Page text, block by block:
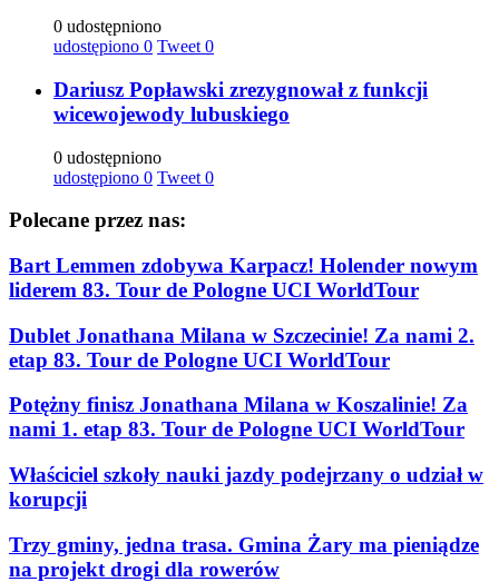
0 udostępniono
udostępiono 0 Tweet 0
Dariusz Popławski zrezygnował z funkcji
wicewojewody lubuskiego
0 udostępniono
udostępiono 0 Tweet 0
Polecane przez nas:
Bart Lemmen zdobywa Karpacz! Holender nowym
liderem 83. Tour de Pologne UCI WorldTour
Dublet Jonathana Milana w Szczecinie! Za nami 2.
etap 83. Tour de Pologne UCI WorldTour
Potężny finisz Jonathana Milana w Koszalinie! Za
nami 1. etap 83. Tour de Pologne UCI WorldTour
Właściciel szkoły nauki jazdy podejrzany o udział w
korupcji
Trzy gminy, jedna trasa. Gmina Żary ma pieniądze
na projekt drogi dla rowerów